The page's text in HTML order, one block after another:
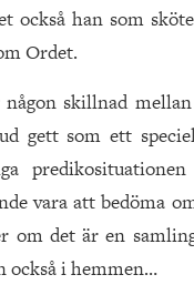
han som
Ordet.
skillnad
gett som ett
vara att bedöma
om det är en
också i hemmen…